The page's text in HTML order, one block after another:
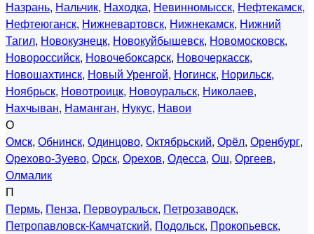
Назрань, Нальчик, Находка, Невинномысск, Нефтекамск,
Нефтеюганск, Нижневартовск, Нижнекамск, Нижний
Тагил, Новокузнецк, Новокуйбышевск, Новомосковск,
Новороссийск, Новочебоксарск, Новочеркасск,
Новошахтинск, Новый Уренгой, Ногинск, Норильск,
Ноябрьск, Новотроицк, Новоуральск, Николаев,
Нахчыван, Наманган, Нукус, Навои
О
Омск, Обнинск, Одинцово, Октябрьский, Орёл, Оренбург,
Орехово-Зуево, Орск, Орехов, Одесса, Ош, Оргеев,
Олмалик
П
Пермь, Пенза, Первоуральск, Петрозаводск,
Петропавловск-Камчатский, Подольск, Прокопьевск,